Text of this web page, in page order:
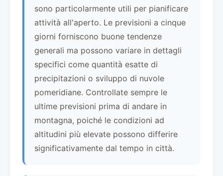
sono particolarmente utili per pianificare
attività all'aperto. Le previsioni a cinque
giorni forniscono buone tendenze
generali ma possono variare in dettagli
specifici come quantità esatte di
precipitazioni o sviluppo di nuvole
pomeridiane. Controllate sempre le
ultime previsioni prima di andare in
montagna, poiché le condizioni ad
altitudini più elevate possono differire
significativamente dal tempo in città.